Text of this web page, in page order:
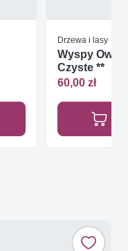
Drzewa i lasy
Wyspy
Czyste **
60,00 zł